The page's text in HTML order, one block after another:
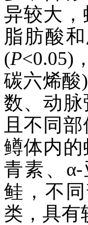
异较大
脂肪酸
(P<0.05)
碳六烯酸
数、动
且不同
鳟体内
青素、
鲑，不
类，具有